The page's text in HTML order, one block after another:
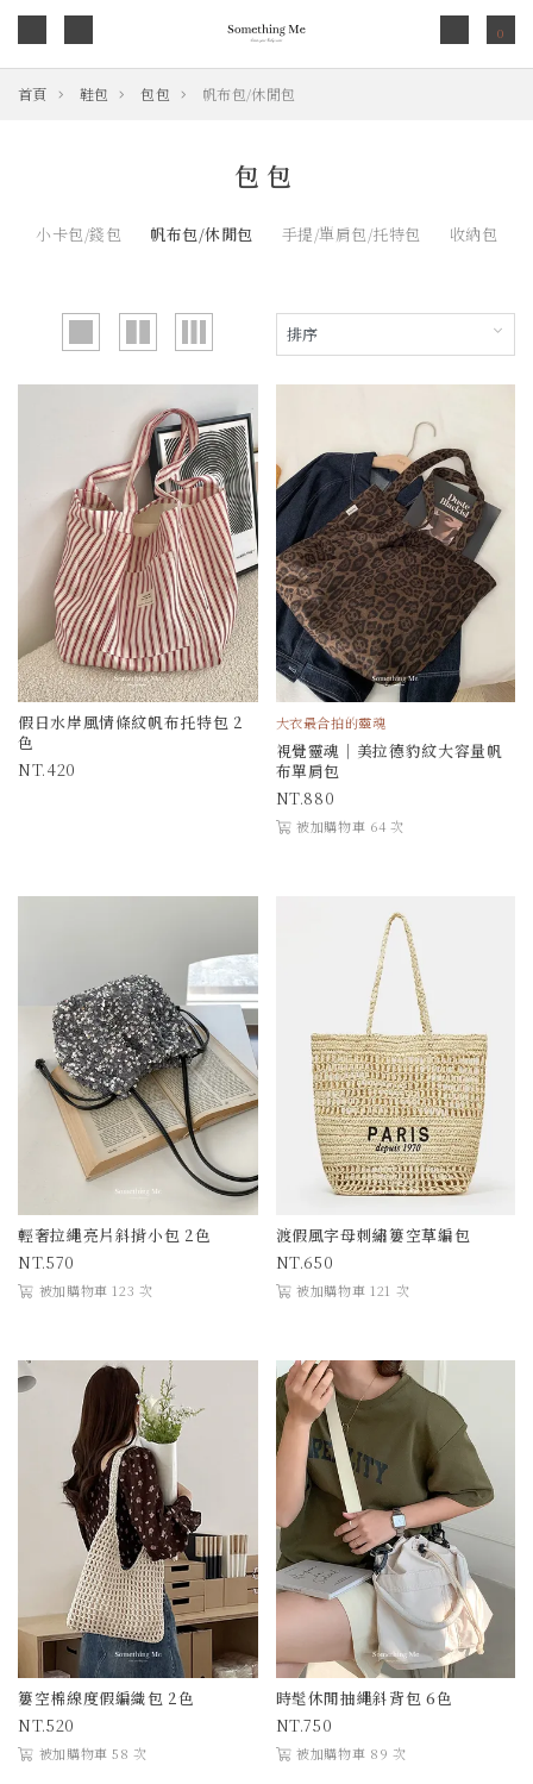
0
首頁 鞋包 包包 帆布包/休閒包
包包
小卡包/錢包 帆布包/休閒包 手提/單肩包/托特包 收納包
假日水岸風情條紋帆布托特包 2
色
420
大衣最合拍的靈魂
視覺靈魂｜美拉德豹紋大容量帆
布單肩包
880
被加購物車 64 次
輕奢拉繩亮片斜揹小包 2色
570
被加購物車 123 次
渡假風字母刺繡簍空草編包
650
被加購物車 121 次
簍空棉線度假編織包 2色
520
被加購物車 58 次
時髦休閒抽繩斜背包 6色
750
被加購物車 89 次